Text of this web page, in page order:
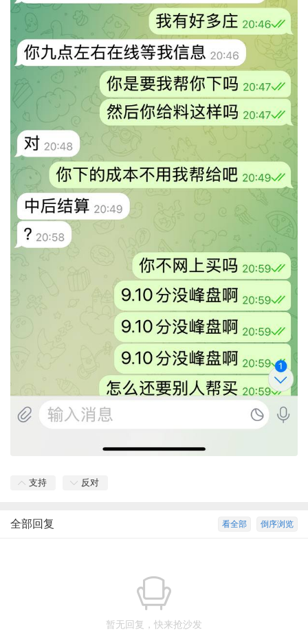
支持 反对
倒序浏览
看全部
全部回复
暂无回复，快来抢沙发